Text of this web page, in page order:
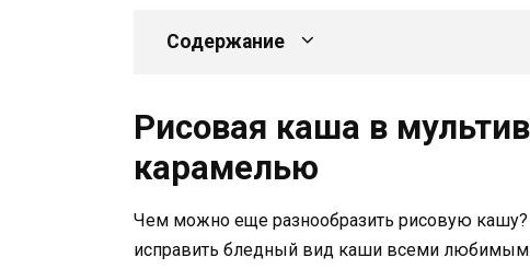
Содержание
Рисовая каша в
карамелью
Чем можно еще разнообразить рисовую
исправить бледный вид каши всеми